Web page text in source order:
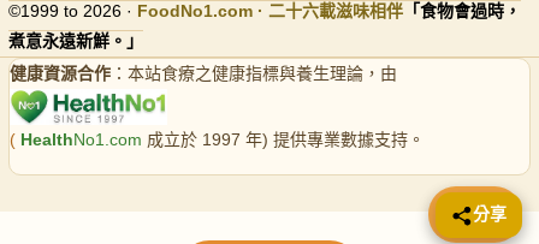
©1999 to 2026 · FoodNo1.com · 二十六載滋味相伴 「食物會過時，
煮意永遠新鮮。」
健康資源合作 ：本站食療之健康指標與養生理論，由
( HealthNo1.com 成立於 1997 年) 提供專業數據支持。
📤 分享
分享